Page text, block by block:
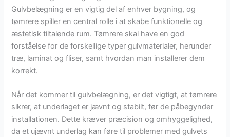
Gulvbelægning er en vigtig del af enhver bygning, og
tømrere spiller en central rolle i at skabe funktionelle og
æstetisk tiltalende rum. Tømrere skal have en god
forståelse for de forskellige typer gulvmaterialer, herunder
træ, laminat og fliser, samt hvordan man installerer dem
korrekt.
Når det kommer til gulvbelægning, er det vigtigt, at tømrere
sikrer, at underlaget er jævnt og stabilt, før de påbegynder
installationen. Dette kræver præcision og omhyggelighed,
da et ujævnt underlag kan føre til problemer med gulvets